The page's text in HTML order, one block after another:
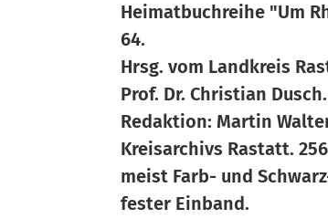
Heimatbuchreihe "Um
64.
Hrsg. vom Landkreis
Prof. Dr. Christian Dusch.
Redaktion: Martin
Kreisarchivs Rastatt.
meist Farb- und
fester Einband.